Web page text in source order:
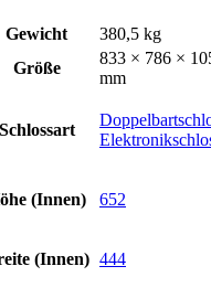
Gewicht
380,5 kg
Größe
833 × 786 ×
mm
Schlossart
(Innen) 652
(Innen) 444